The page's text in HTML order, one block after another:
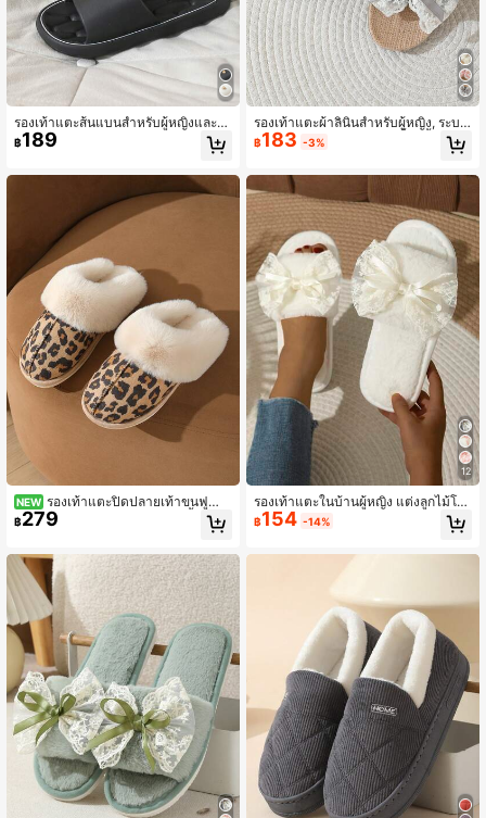
รองเท้าแตะส้นแบนสำหรับผู้หญิงและคู่
รัก รูปหัวใจ เหมาะสำหรับใช้ในร่ม/กลา
งแจ้ง ชายหาด ผ้าใยสังเคราะห์ระบายอ
฿189
NEW รองเท้าแตะปิดปลายเท้าขนฟูสำห
รับผู้หญิงและผู้ชาย รองเท้าแตะพื้นหนา
อุ่นสบายสำหรับใช้ในร่ม/กลางแจ้ง รองเ
฿279
รองเท้าแตะผ้าลินินสำหรับผู้หญิง, ระบา
ยอากาศได้ดี, ดูดซับความชื้น, น้ำหนักเ
บา, เหมาะสำหรับใส่ในร่มและกลางแจ้
ไม้ผลิ, ฤดูร้อน, ฤดูใบไม้ร่วงและฤดูหนา
ว
฿183 -3%
12
รองเท้าแตะในบ้านผู้หญิง แต่งลูกไม้โบ
ว์ ซับในกันหนาว อุ่น สำหรับใส่ในร่ม แ
บบคู่
฿154 -14%